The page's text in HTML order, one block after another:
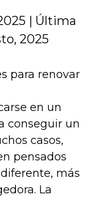
| Última
2025
en un
conseguir un
casos,
pensados
más
La